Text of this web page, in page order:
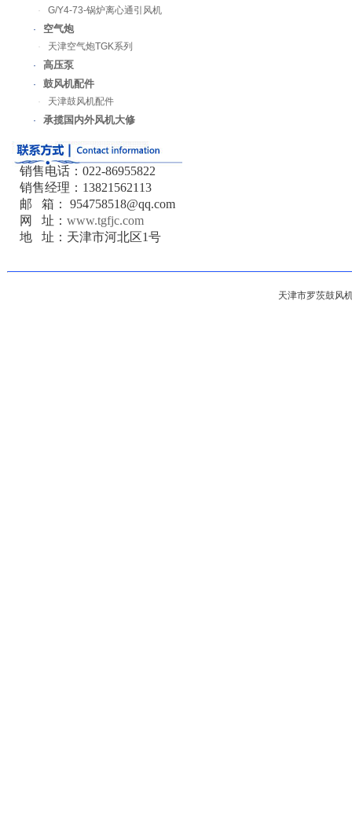
·
G/Y4-73-锅炉离心通引风机
·
空气炮
·
天津空气炮TGK系列
·
高压泵
· 鼓风机配件
·
天津鼓风机配件
·
承揽国内外风机大修
销售电话：022-86955822
销售经理：13821562113
邮 箱： 954758518@qq.com
网 址： www.tgfjc.com
地 址：天津市河北区1号
天津市罗茨鼓风